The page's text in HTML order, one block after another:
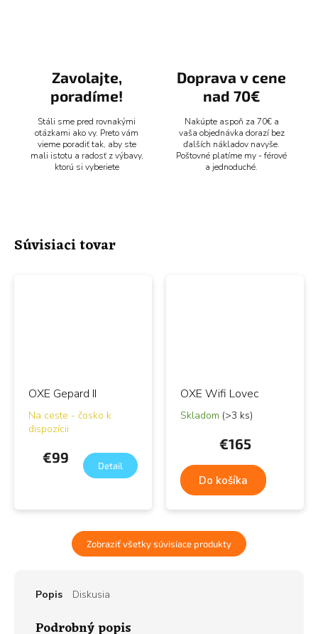
Zavolajte,
poradíme!
Stáli sme pred rovnakými
otázkami ako vy. Preto vám
vieme poradiť tak, aby ste
mali istotu a radosť z výbavy,
ktorú si vyberiete
Doprava v cene
nad 70€
Nakúpte aspoň za 70€ a
vaša objednávka dorazí bez
ďalších nákladov navyše.
Poštovné platíme my - férové
a jednoduché.
Súvisiaci tovar
OXE Gepard II
Na ceste - čosko k
dispozícii
€99 Detail
OXE Wifi Lovec
Skladom (>3 ks)
€165
Do košíka
Zobraziť všetky súvisiace produkty
Popis Diskusia
Podrobný popis